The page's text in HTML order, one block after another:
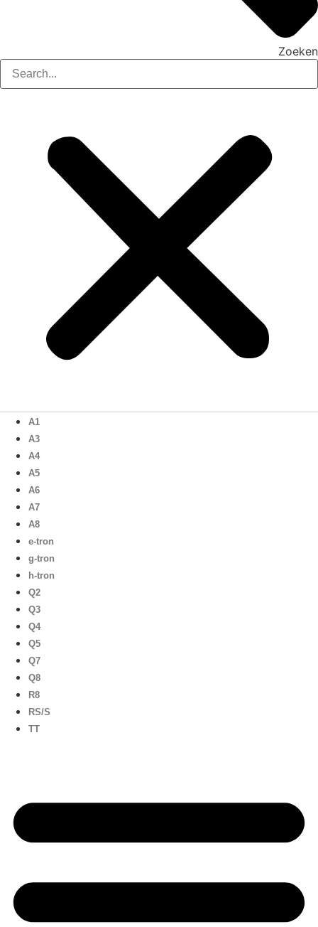
Zoeken
A1
A3
A4
A5
A6
A7
A8
e-tron
g-tron
h-tron
Q2
Q3
Q4
Q5
Q7
Q8
R8
RS/S
TT